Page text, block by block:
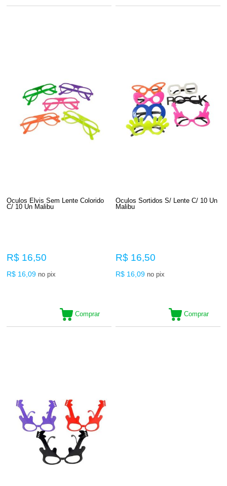
Oculos Elvis Sem Lente Colorido
C/ 10 Un Malibu
R$ 16,50
R$ 16,09 no pix
Comprar
Oculos Sortidos S/ Lente C/ 10 Un
Malibu
R$ 16,50
R$ 16,09 no pix
Comprar